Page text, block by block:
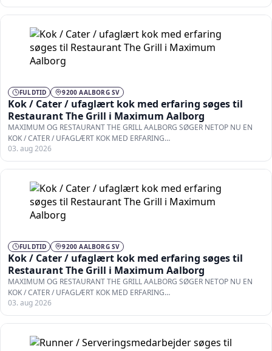
FULDTID 9200 AALBORG SV
Kok / Cater / ufaglært kok med erfaring søges til
Restaurant The Grill i Maximum Aalborg
MAXIMUM OG RESTAURANT THE GRILL AALBORG SØGER NETOP NU EN
KOK / CATER / UFAGLÆRT KOK MED ERFARING…
03. aug 2026
FULDTID 9200 AALBORG SV
Kok / Cater / ufaglært kok med erfaring søges til
Restaurant The Grill i Maximum Aalborg
MAXIMUM OG RESTAURANT THE GRILL AALBORG SØGER NETOP NU EN
KOK / CATER / UFAGLÆRT KOK MED ERFARING…
03. aug 2026